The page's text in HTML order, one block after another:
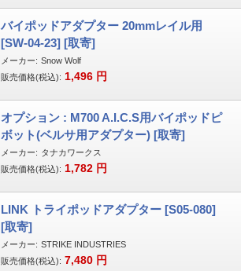
バイポッドアダプター 20mmレイル用
[SW-04-23] [取寄]
メーカー: Snow Wolf
販売価格(税込): 1,496 円
オプション : M700 A.I.C.S用バイポッドピ
ボット(ベルサ用アダプター) [取寄]
メーカー: タナカワークス
販売価格(税込): 1,782 円
LINK トライポッドアダプター [S05-080]
[取寄]
メーカー: STRIKE INDUSTRIES
販売価格(税込): 7,480 円